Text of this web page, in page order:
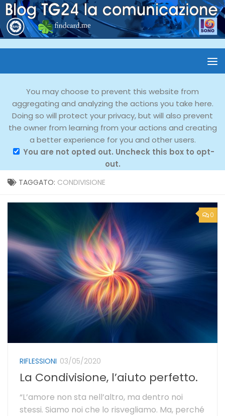
You may choose to prevent this website from
aggregating and analyzing the actions you take here.
Doing so will protect your privacy, but will also prevent
the owner from learning from your actions and creating
a better experience for you and other users.
You are not opted out. Uncheck this box to opt-
out.
TAGGATO: CONDIVISIONE
0
RIFLESSIONI 03/05/2020
La Condivisione, l’aiuto perfetto.
“L’amore non sta nell’altro, ma dentro noi
stessi. Siamo noi che lo risvegliamo. Ma, perché